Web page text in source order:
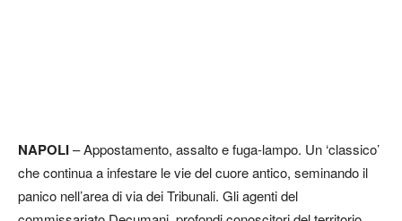
NAPOLI– Appostamento, assalto e fuga-lampo. Un ‘classico’
che continua a infestare le vie del cuore antico, seminando il
panico nell’area di via dei Tribunali. Gli agenti del